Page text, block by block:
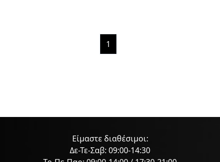
1
Είμαστε διαθέσιμοι:
Δε-Τε-Σαβ: 09:00-14:30